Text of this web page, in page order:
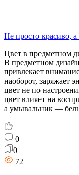
Не просто красиво,
Цвет в предметном
В предметном
привлекает
наоборот, заряжает
цвет не по
цвет влияет на
а умывальник —
0
0
72